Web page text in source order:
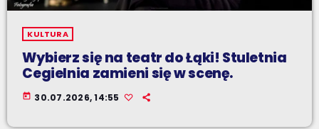
KULTURA
Wybierz się na teatr do Łąki! Stuletnia
Cegielnia zamieni się w scenę.
today 30.07.2026, 14:55